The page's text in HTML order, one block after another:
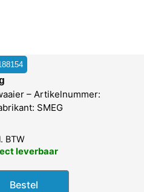
– Artikelnummer:
SMEG
BTW
leverbaar
Bestel